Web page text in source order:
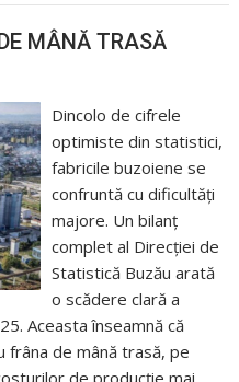
MÂNĂ TRASĂ
Dincolo de cifrele
optimiste din statistici,
fabricile buzoiene se
confruntă cu dificultăți
majore. Un bilanț
complet al Direcției de
Statistică Buzău arată
o scădere clară a
Aceasta înseamnă că
frâna de mână trasă, pe
de producție mai